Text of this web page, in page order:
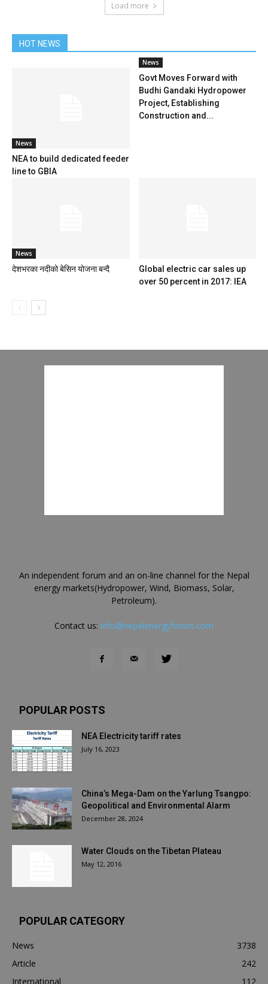
Load more
HOT NEWS
News
NEA to build dedicated feeder
line to GBIA
News
Govt Moves Forward with
Budhi Gandaki Hydropower
Project, Establishing
Construction and...
News
देशभरका नदीको बेसिन योजना बन्दै
Global electric car sales up
over 50 percent in 2017: IEA
An independent forum and an on-line channel for the Nepal
energy markets(Hydropower, Wind, Biomass, Solar,
Petroleum).
Contact us: info@nepalenergyforum.com
POPULAR POSTS
NEA Electricity tariff rates
July 16, 2023
China’s Mega-Dam on the Yarlung Tsangpo:
Geopolitical and Environmental Alarm
December 28, 2024
Water Clouds on the Tibetan Plateau
May 12, 2016
POPULAR CATEGORY
News
3738
Article
242
International
112